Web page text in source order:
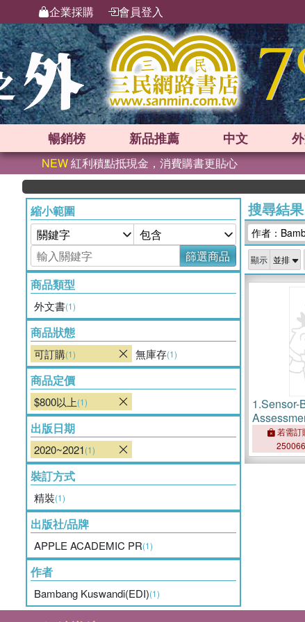
企業採購 會員登入
暢銷榜 新品推薦 中文
NEW紅利積點抵現金，消費購書更貼心
縮小範圍
篩選商品
商品類型
外文書(1)
商品狀態
可訂購(1) 無庫存(1)
商品定價
$800以上(1)
出版日期
2020~2021(1)
裝訂方式
精裝(1)
出版社/品牌
APPLE ACADEMIC PR(1)
作者
Bambang Kuswandi(EDI)(1)
搜尋結果
作者：
顯示
1.Sensor-
and若需訂